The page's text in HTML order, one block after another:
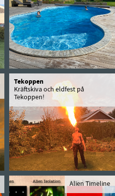
Tekoppen
Kräftskiva och eldfest på
Tekoppen!
Alien Timeline